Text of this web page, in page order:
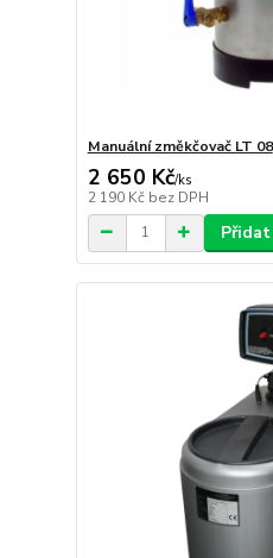
Manuální změkčovač LT 08
2 650 Kč/ks
2 190 Kč bez DPH